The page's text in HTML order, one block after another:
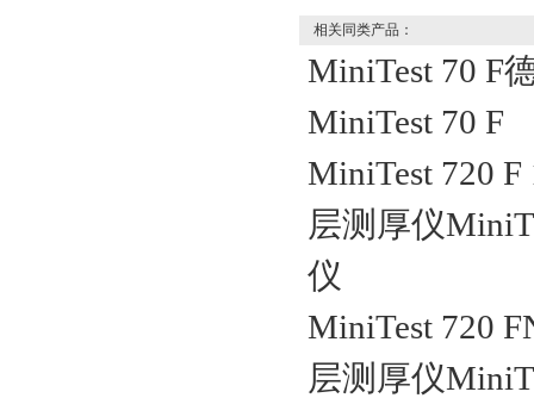
相关同类产品：
MiniTest 70 F
MiniTest 70 F
MiniTest 720
层测厚仪
仪
MiniTest 720
层测厚仪